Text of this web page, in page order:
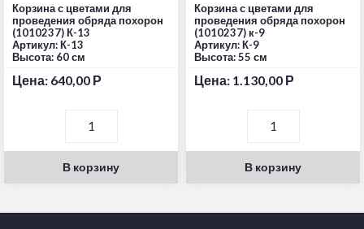
Корзина с цветами для
проведения обряда похорон
(1010237) К-13
Артикул: К-13
Высота: 60 см
Цена: 640,00 Р
В корзину
Корзина с цветами для
проведения обряда похорон
(1010237) к-9
Артикул: К-9
Высота: 55 см
Цена: 1.130,00 Р
В корзину